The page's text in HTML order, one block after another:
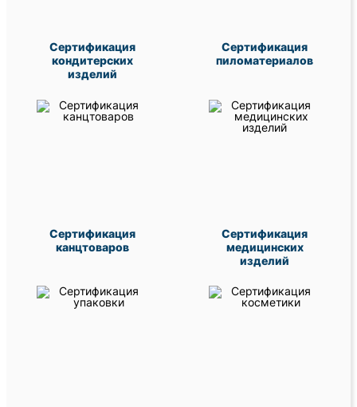
Сертификация
кондитерских
изделий
Сертификация
пиломатериалов
Сертификация
канцтоваров
Сертификация
медицинских
изделий